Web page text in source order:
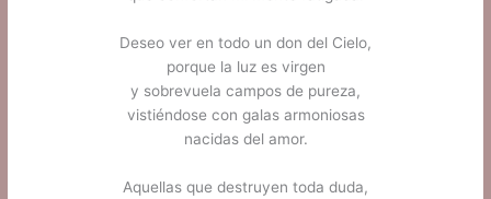
Deseo ver en todo un don del Cielo,
porque la luz es virgen
y sobrevuela campos de pureza,
vistiéndose con galas armoniosas
nacidas del amor.
Aquellas que destruyen toda duda,